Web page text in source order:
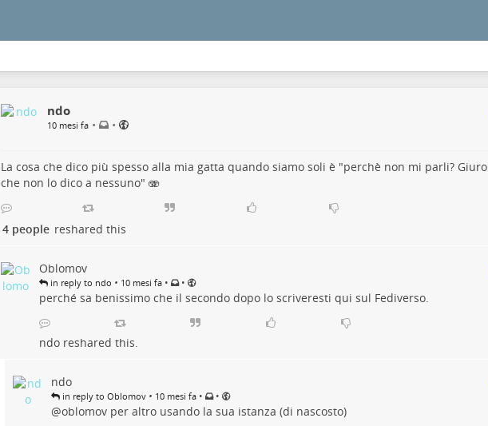
ndo
10 mesi fa • •
La cosa che dico più spesso alla mia gatta quando siamo soli è "perchè non mi parli? Giuro
che non lo dico a nessuno" 🫨
4 people reshared this
Oblomov
in reply to ndo • 10 mesi fa • •
perché sa benissimo che il secondo dopo lo scriveresti qui sul Fediverso.
ndoreshared this.
ndo
in reply to Oblomov • 10 mesi fa • •
@oblomovper altro usando la sua istanza (di nascosto)